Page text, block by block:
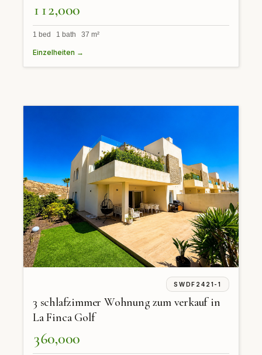
112,000
1 bed 1 bath 37 m²
Einzelheiten →
SWDF2421-1
3 schlafzimmer Wohnung zum verkauf in
La Finca Golf
360,000